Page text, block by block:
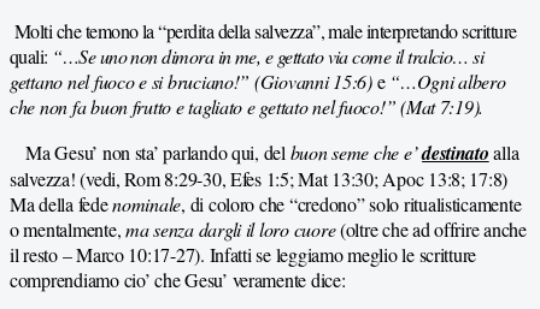
Molti che temono la “perdita della salvezza”, male interpretando scritture
quali: “…Se uno non dimora in me, e gettato via come il tralcio…si
gettano nel fuoco e si bruciano!” (Giovanni 15:6)e “…Ogni albero
che non fa buon frutto e tagliato e gettato nel fuoco!” (Mat 7:19).
Ma Gesu’ non sta’ parlando qui, del buon seme che e’destinatoalla
salvezza! (vedi, Rom 8:29-30, Efes 1:5; Mat 13:30; Apoc 13:8; 17:8)
Ma della fedenominale, di coloro che “credono” solo ritualisticamente
o mentalmente,ma senza dargli il loro cuore(oltre che ad offrire anche
il resto – Marco 10:17-27). Infatti se leggiamo meglio le scritture
comprendiamo cio’ che Gesu’ veramente dice: